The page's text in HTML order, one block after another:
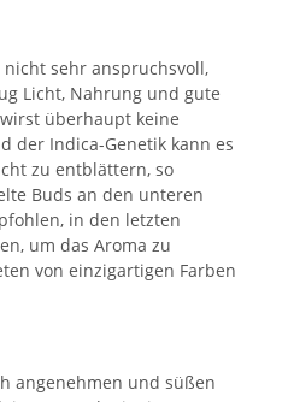
sehr anspruchsvoll,
Licht, Nahrung und gute
überhaupt keine
der Indica-Genetik kann es
zu entblättern, so
Buds an den unteren
in den letzten
um das Aroma zu
von einzigartigen Farben
angenehmen und süßen